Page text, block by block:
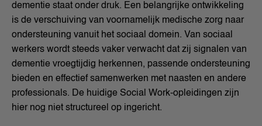
dementie staat onder druk. Een belangrijke ontwikkeling
is de verschuiving van voornamelijk medische zorg naar
ondersteuning vanuit het sociaal domein. Van sociaal
werkers wordt steeds vaker verwacht dat zij signalen van
dementie vroegtijdig herkennen, passende ondersteuning
bieden en effectief samenwerken met naasten en andere
professionals. De huidige Social Work-opleidingen zijn
hier nog niet structureel op ingericht.